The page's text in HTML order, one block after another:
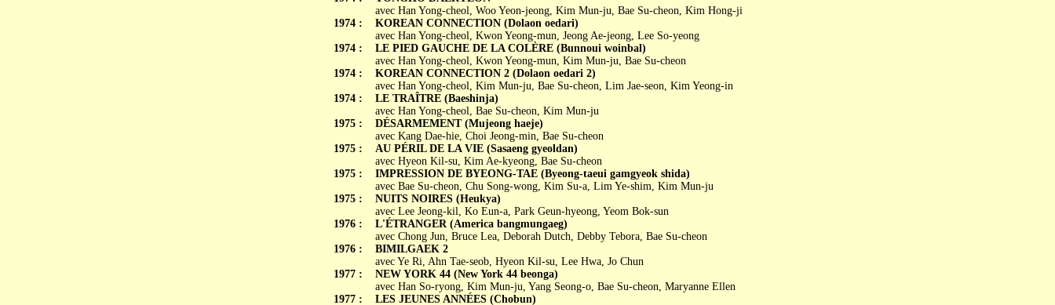
1974 :
1974 :
1974 :
1974 :
1975 :
1975 :
1975 :
1975 :
1976 :
1976 :
1977 :
1977 :
avec Han Yong-cheol, Woo Yeon-jeong, Kim Mun-ju, Bae Su-cheon, Kim Hong-ji
KOREAN CONNECTION (Dolaon oedari)
avec Han Yong-cheol, Kwon Yeong-mun, Jeong Ae-jeong, Lee So-yeong
LE PIED GAUCHE DE LA COLÈRE (Bunnoui woinbal)
avec Han Yong-cheol, Kwon Yeong-mun, Kim Mun-ju, Bae Su-cheon
KOREAN CONNECTION 2 (Dolaon oedari 2)
avec Han Yong-cheol, Kim Mun-ju, Bae Su-cheon, Lim Jae-seon, Kim Yeong-in
LE TRAÎTRE (Baeshinja)
avec Han Yong-cheol, Bae Su-cheon, Kim Mun-ju
DÉSARMEMENT (Mujeong haeje)
avec Kang Dae-hie, Choi Jeong-min, Bae Su-cheon
AU PÉRIL DE LA VIE (Sasaeng gyeoldan)
avec Hyeon Kil-su, Kim Ae-kyeong, Bae Su-cheon
IMPRESSION DE BYEONG-TAE (Byeong-taeui gamgyeok shida)
avec Bae Su-cheon, Chu Song-wong, Kim Su-a, Lim Ye-shim, Kim Mun-ju
NUITS NOIRES (Heukya)
avec Lee Jeong-kil, Ko Eun-a, Park Geun-hyeong, Yeom Bok-sun
L'ÉTRANGER (America bangmungaeg)
avec Chong Jun, Bruce Lea, Deborah Dutch, Debby Tebora, Bae Su-cheon
BIMILGAEK 2
avec Ye Ri, Ahn Tae-seob, Hyeon Kil-su, Lee Hwa, Jo Chun
NEW YORK 44 (New York 44 beonga)
avec Han So-ryong, Kim Mun-ju, Yang Seong-o, Bae Su-cheon, Maryanne Ellen
LES JEUNES ANNÉES (Chobun)